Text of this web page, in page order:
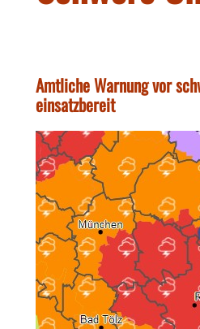
Amtliche Warnung vor
einsatzbereit